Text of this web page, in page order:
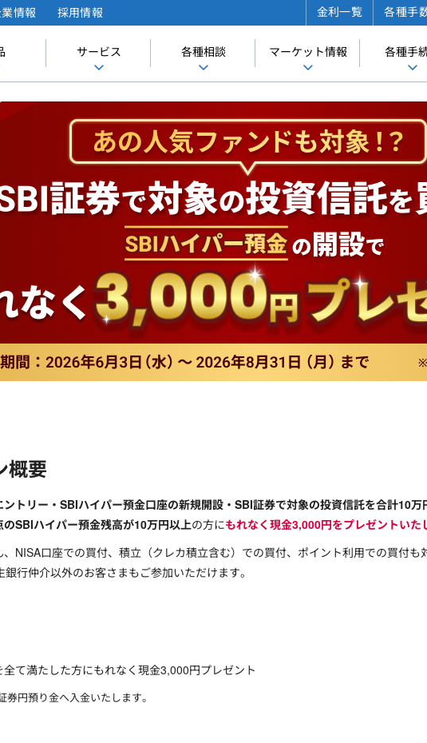
サービス 各種相談 マーケット情報 各種手
情報 採用情報 金利一覧 各種手
概要
ントリー・SBIハイパー預金口座の新規開設・SBI証券で対象の投資信託を合計10万
SBIハイパー預金残高が10万円以上の方にもれなく現金3,000円をプレゼントいた
NISA口座での買付、積立（クレカ積立含む）での買付、ポイント利用での買付も
行仲介以外のお客さまもご参加いただけます。
て満たした方にもれなく現金3,000円プレゼント
円預り金へ入金いたします。